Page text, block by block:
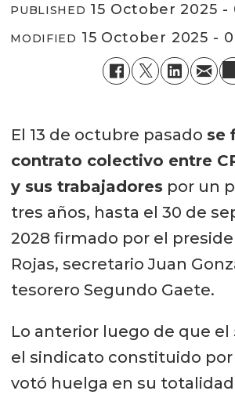
PUBLISHED 15 October 2025 -
MODIFIED 15 October 2025 -
El 13 de octubre pasado se
contrato colectivo entre
y sus trabajadorespor un
tres años, hasta el 30 de
2028 firmado por el
Rojas, secretario Juan
tesorero Segundo Gaete.
Lo anterior luego de que
el sindicato constituido por
votó huelga en su